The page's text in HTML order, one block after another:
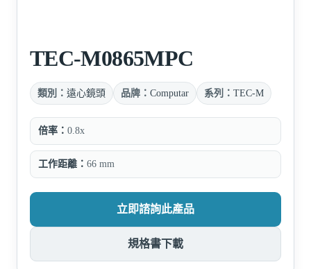
TEC-M0865MPC
類別： 遠心鏡頭 品牌： Computar 系列： TEC-M
倍率： 0.8x
工作距離： 66 mm
立即諮詢此產品
規格書下載